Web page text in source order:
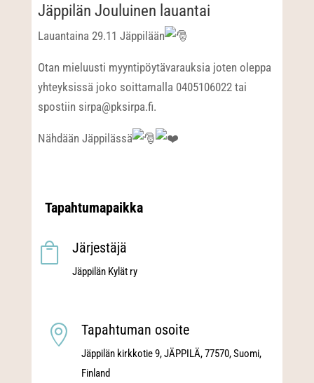
Jäppilän Jouluinen lauantai
Lauantaina 29.11 Jäppilään
Otan mieluusti myyntipöytävarauksia joten oleppa
yhteyksissä joko soittamalla 0405106022 tai
spostiin sirpa@pksirpa.fi.
Nähdään Jäppilässä
Tapahtumapaikka
 Järjestäjä
Jäppilän Kylät ry
 Tapahtuman osoite
Jäppilän kirkkotie 9, JÄPPILÄ, 77570, Suomi,
Finland